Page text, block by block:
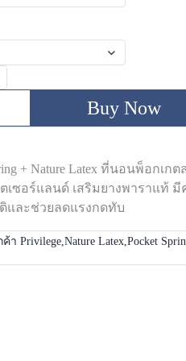
Buy Now
+ Nature Latex ที่นอนพ็อกเกต
เซอร์แลนด์ เสริมยางพาราแท้
และช่วยลดแรงกดทับ
ค้า Privilege,Nature Latex,Pocket